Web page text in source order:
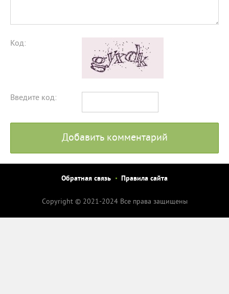
Код:
Введите код:
Добавить комментарий
Обратная связь Правила сайта
Copyright © 2021-2024 Все права защищены